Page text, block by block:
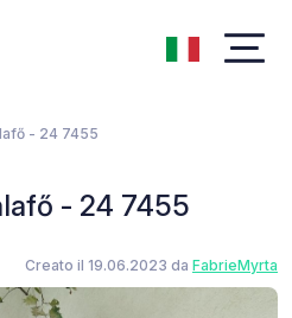
- 24 7455
- 24 7455
Creato il 19.06.2023 da FabrieMyrta